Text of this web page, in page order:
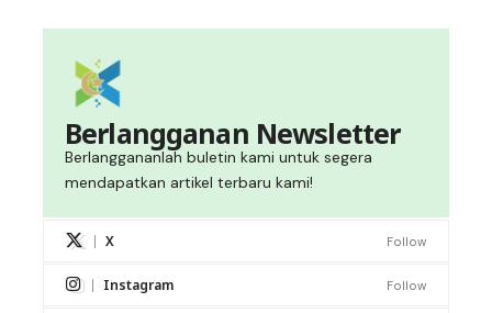
Berlangganan Newsletter
Berlanggananlah buletin kami untuk segera
mendapatkan artikel terbaru kami!
X Follow
Instagram Follow